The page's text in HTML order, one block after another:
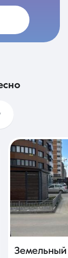
Земельный